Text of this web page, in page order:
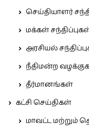
செய்தியாளர்
மக்கள்
அரசியல்
நீதிமன்ற
தீர்மானங்கள்
கட்சி செய்திகள்
மாவட்ட மற்றும்